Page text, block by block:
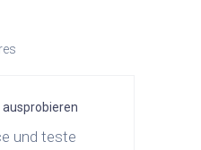
und teste